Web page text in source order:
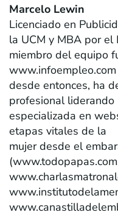
Marcelo Lewin
Licenciado en
la UCM y MBA por
miembro del equipo
desde entonces, ha
profesional liderando
especializada en
etapas vitales de la
mujer desde el